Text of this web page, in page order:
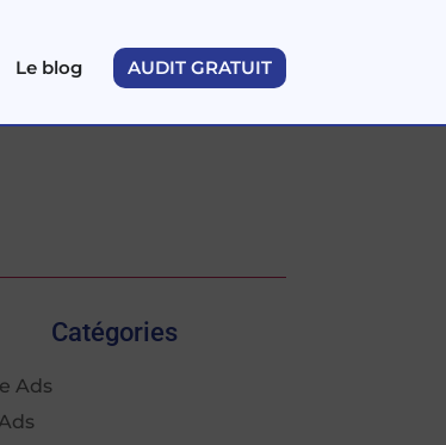
Le blog AUDIT GRATUIT
Catégories
Ads